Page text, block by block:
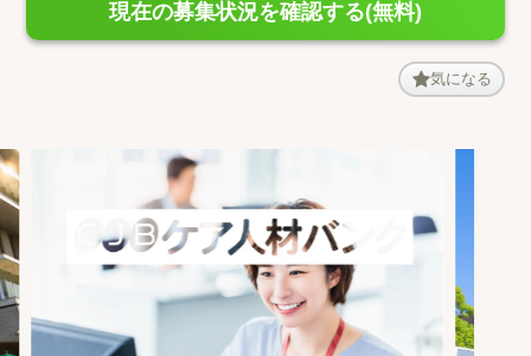
現在の募集状況を確認する(無料)
気になる